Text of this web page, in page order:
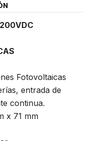
Fotovoltaicas
entrada de
continua.
x 71 mm